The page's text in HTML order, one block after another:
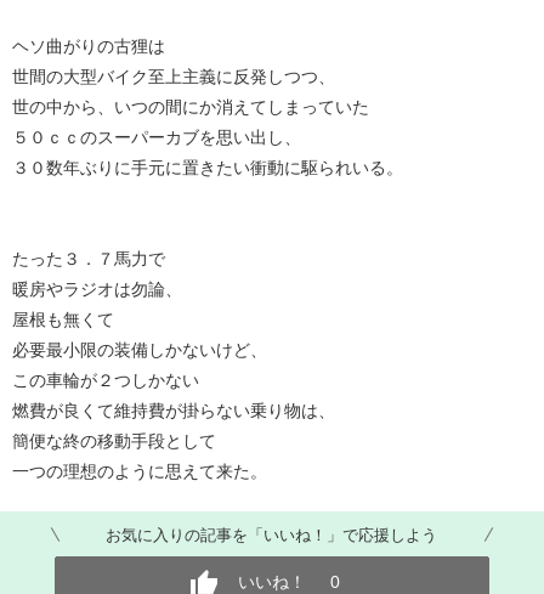
ヘソ曲がりの古狸は
世間の大型バイク至上主義に反発しつつ、
世の中から、いつの間にか消えてしまっていた
５０ｃｃのスーパーカブを思い出し、
３０数年ぶりに手元に置きたい衝動に駆られいる。
たった３．７馬力で
暖房やラジオは勿論、
屋根も無くて
必要最小限の装備しかないけど、
この車輪が２つしかない
燃費が良くて維持費が掛らない乗り物は、
簡便な終の移動手段として
一つの理想のように思えて来た。
お気に入りの記事を「いいね！」で応援しよう
いいね！ 0